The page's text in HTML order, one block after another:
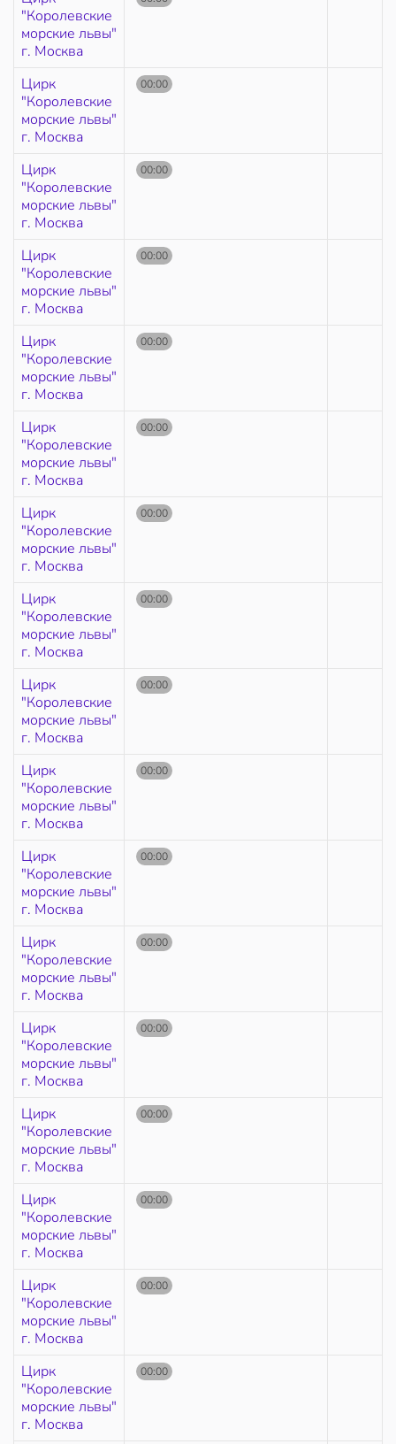
"Королевские
морские львы"
г. Москва
Цирк
"Королевские
морские львы"
г. Москва
00:00
Цирк
"Королевские
морские львы"
г. Москва
00:00
Цирк
"Королевские
морские львы"
г. Москва
00:00
Цирк
"Королевские
морские львы"
г. Москва
00:00
Цирк
"Королевские
морские львы"
г. Москва
00:00
Цирк
"Королевские
морские львы"
г. Москва
00:00
Цирк
"Королевские
морские львы"
г. Москва
00:00
Цирк
"Королевские
морские львы"
г. Москва
00:00
Цирк
"Королевские
морские львы"
г. Москва
00:00
Цирк
"Королевские
морские львы"
г. Москва
00:00
Цирк
"Королевские
морские львы"
г. Москва
00:00
Цирк
"Королевские
морские львы"
г. Москва
00:00
Цирк
"Королевские
морские львы"
г. Москва
00:00
Цирк
"Королевские
морские львы"
г. Москва
00:00
Цирк
"Королевские
морские львы"
г. Москва
00:00
Цирк
"Королевские
морские львы"
г. Москва
00:00